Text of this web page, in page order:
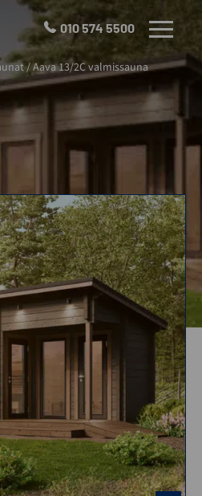
010 574 5500 VALIKKO
/Aava 13/2C valmissauna